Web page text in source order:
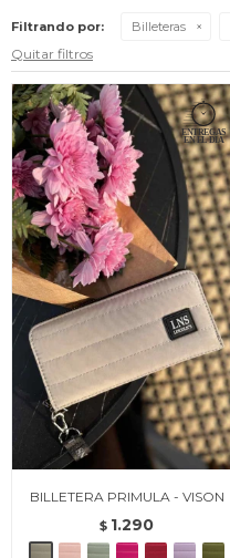
Filtrando por: Billeteras
Quitar filtros
BILLETERA PRIMULA - VISON
$ 1.290